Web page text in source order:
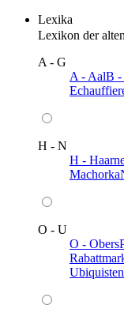
Lexika
Lexikon der
A - G
A - AalB -
H - N
H -
Machorka
O - U
O - Obers
Ubiquisten